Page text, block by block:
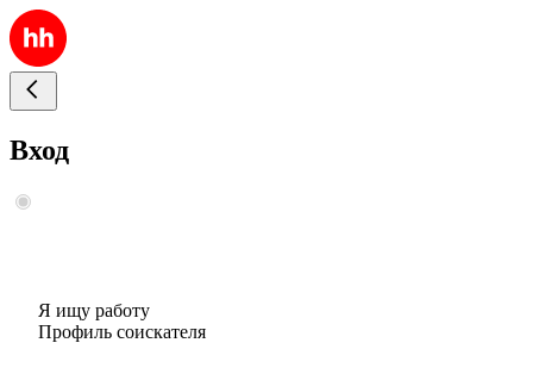
Вход
Я ищу работу
Профиль соискателя